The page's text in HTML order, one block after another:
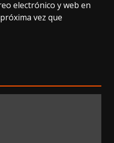
electrónico y web en
vez que